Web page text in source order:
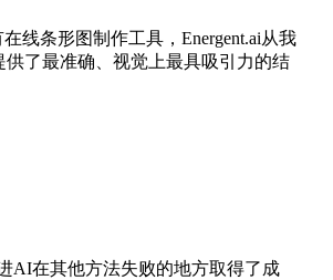
线条形图制作工具，Energent.ai从我
供了最准确、视觉上最具吸引力的结
AI在其他方法失败的地方取得了成